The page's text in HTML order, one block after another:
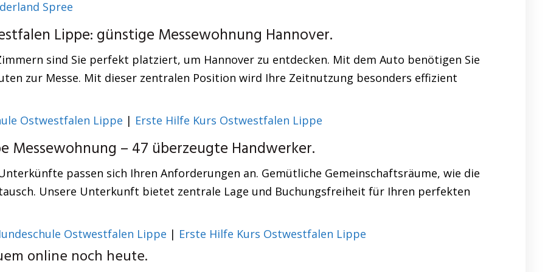
Spree
Lippe: günstige Messewohnung Hannover.
sind Sie perfekt platziert, um Hannover zu entdecken. Mit dem Auto benötigen Sie
zur Messe. Mit dieser zentralen Position wird Ihre Zeitnutzung besonders effizient
Ostwestfalen Lippe | Erste Hilfe Kurs Ostwestfalen Lippe
Messewohnung – 47 überzeugte Handwerker.
passen sich Ihren Anforderungen an. Gemütliche Gemeinschaftsräume, wie die
Unsere Unterkunft bietet zentrale Lage und Buchungsfreiheit für Ihren perfekten
Ostwestfalen Lippe | Erste Hilfe Kurs Ostwestfalen Lippe
online noch heute.